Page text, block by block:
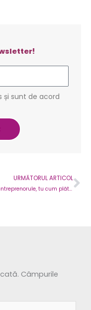
și sunt de acord
URMĂTORUL ARTICOL
Dragă antreprenorule, tu cum plătești salariile? Douăsprezece reguli de plată salarială
Câmpurile